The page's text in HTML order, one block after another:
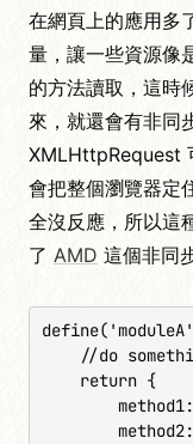
在網頁上的應用多
量，讓一些資源像
的方法讀取，這時
來，就還會有非同
XMLHttpRequest
會把整個瀏覽器定
全沒反應，所以這
了 AMD 這個非同
//do
    return {